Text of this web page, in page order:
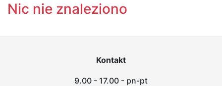
Nic nie znaleziono
Kontakt
9.00 - 17.00 - pn-pt